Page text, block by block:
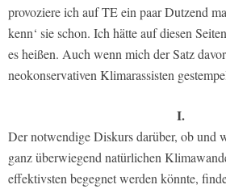
provoziere ich auf TE ein paar Dutzend
kenn‘ sie schon. Ich hätte auf diesen
es heißen. Auch wenn mich der Satz
neokonservativen Klimarassisten
I.
Der notwendige Diskurs darüber, ob und
ganz überwiegend natürlichen
effektivsten begegnet werden könnte,